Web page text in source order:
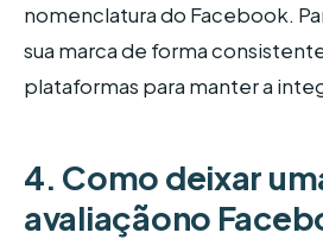
nomenclatura do Facebook.
sua marca de forma
plataformas para manter a
4. Como deixar
avaliaçãono